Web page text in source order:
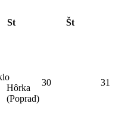
St Št
Hôrka
(Poprad)
30 31